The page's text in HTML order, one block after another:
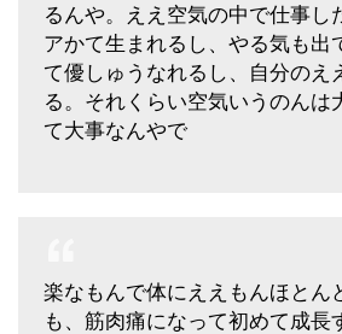
るんや。ええ空気の中で仕事し
アかて生まれるし、やる気も出
て優しゅうなれるし、自分のえ
る。それくらい空気いうのんは
て大事なんやで
楽なもんで体にええもんほとん
も、筋肉痛になって初めて成長